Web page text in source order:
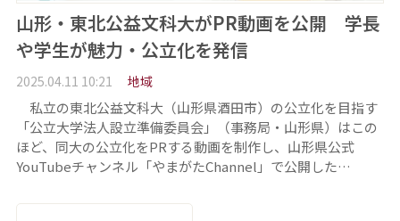
山形・東北公益文科大がPR動画を公開 学長
や学生が魅力・公立化を発信
2025.04.11 10:21 地域
私立の東北公益文科大（山形県酒田市）の公立化を目指す
「公立大学法人設立準備委員会」（事務局・山形県）はこの
ほど、同大の公立化をPRする動画を制作し、山形県公式
YouTubeチャンネル「やまがたChannel」で公開した…